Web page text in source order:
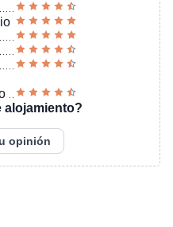
alojamiento?
opinión